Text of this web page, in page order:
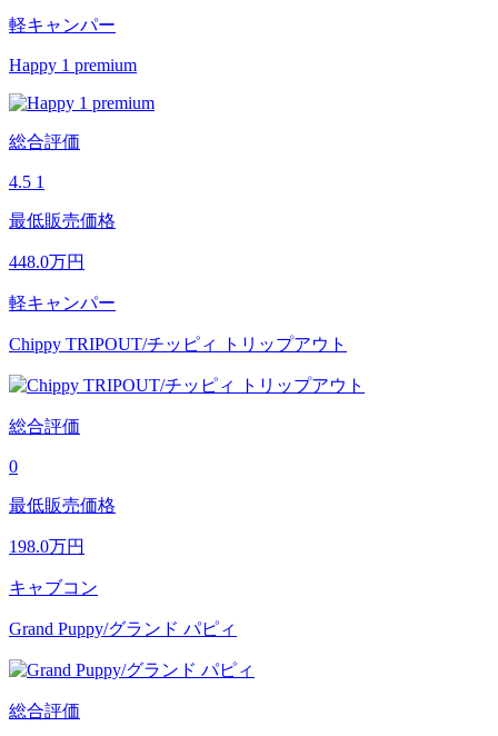
軽キャンパー
Happy 1 premium
総合評価
4.5 1
最低販売価格
448.0万円
軽キャンパー
Chippy TRIPOUT/チッピィ トリップアウト
総合評価
0
最低販売価格
198.0万円
キャブコン
Grand Puppy/グランド パピィ
総合評価